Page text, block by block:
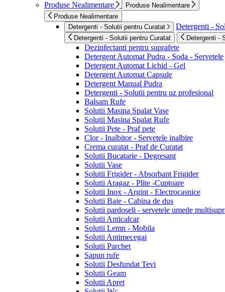
Produse Nealimentare
Produse Nealimentare
Produse Nealimentare
Detergenti - Solutii pentru Curatat
Detergenti -
Detergenti - Solutii pentru Curatat Detergenti -
Dezinfectanti pentru suprafete
Detergent Automat Pudra - Soda - Servetele
Detergent Automat Lichid - Gel
Detergent Automat Capsule
Detergent Manual Pudra
Detergenti - Solutii pentru uz profesional
Balsam Rufe
Solutii Masina Spalat Vase
Solutii Masina Spalat Rufe
Solutii Pete - Praf pete
Clor - Inalbitor - Servetele inalbire
Crema curatat - Praf de Curatat
Solutii Bucatarie - Degresant
Solutii Vase
Solutii Frigider - Absorbant Frigider
Solutii Aragaz - Plite -Cuptoare
Solutii Inox - Argint - Electrocasnice
Solutii Baie - Cabina de dus
Solutii pardoseli - servetele umede
Solutii Anticalcar
Solutii Lemn - Mobila
Solutii Antimecegai
Solutii Parchet
Sapun rufe
Solutii Desfundat Tevi
Solutii Geam
Solutii Apret